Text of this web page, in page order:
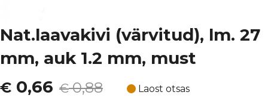
Nat.laavakivi (värvitud), lm. 27
mm, auk 1.2 mm, must
€0,88
Algne
€ 0,66
Current
Laost otsas